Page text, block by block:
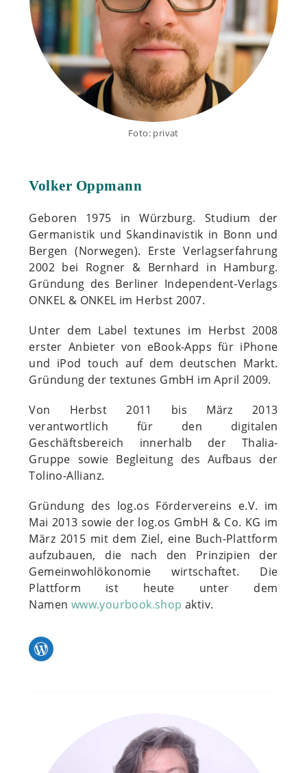
Foto: privat
Volker Oppmann
Geboren 1975 in Würzburg. Studium der
Germanistik und Skandinavistik in Bonn und
Bergen (Norwegen). Erste Verlagserfahrung
2002 bei Rogner & Bernhard in Hamburg.
Gründung des Berliner Independent-Verlags
ONKEL & ONKEL im Herbst 2007.
Unter dem Label textunes im Herbst 2008
erster Anbieter von eBook-Apps für iPhone
und iPod touch auf dem deutschen Markt.
Gründung der textunes GmbH im April 2009.
Von Herbst 2011 bis März 2013
verantwortlich für den digitalen
Geschäftsbereich innerhalb der Thalia-
Gruppe sowie Begleitung des Aufbaus der
Tolino-Allianz.
Gründung des log.os Fördervereins e.V. im
Mai 2013 sowie der log.os GmbH & Co. KG im
März 2015 mit dem Ziel, eine Buch-Plattform
aufzubauen, die nach den Prinzipien der
Gemeinwohlökonomie wirtschaftet. Die
Plattform ist heute unter dem
Namen www.yourbook.shop aktiv.
WordPress